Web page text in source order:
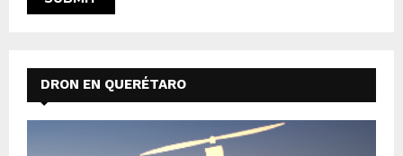
DRON EN QUERÉTARO